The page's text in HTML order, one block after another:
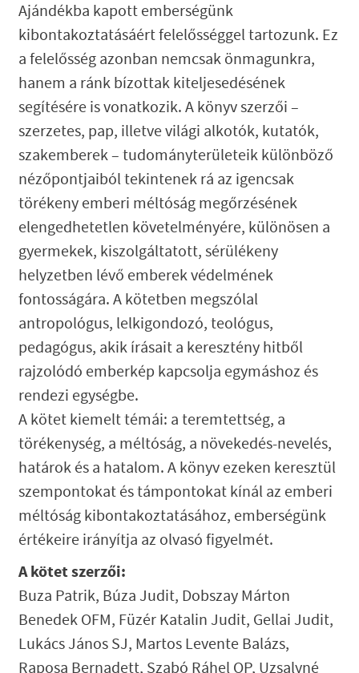
Ajándékba kapott emberségünk
kibontakoztatásáért felelősséggel tartozunk. Ez
a felelősség azonban nemcsak önmagunkra,
hanem a ránk bízottak kiteljesedésének
segítésére is vonatkozik. A könyv szerzői –
szerzetes, pap, illetve világi alkotók, kutatók,
szakemberek – tudományterületeik különböző
nézőpontjaiból tekintenek rá az igencsak
törékeny emberi méltóság megőrzésének
elengedhetetlen követelményére, különösen a
gyermekek, kiszolgáltatott, sérülékeny
helyzetben lévő emberek védelmének
fontosságára. A kötetben megszólal
antropológus, lelkigondozó, teológus,
pedagógus, akik írásait a keresztény hitből
rajzolódó emberkép kapcsolja egymáshoz és
rendezi egységbe.
A kötet kiemelt témái: a teremtettség, a
törékenység, a méltóság, a növekedés-nevelés,
határok és a hatalom. A könyv ezeken keresztül
szempontokat és támpontokat kínál az emberi
méltóság kibontakoztatásához, emberségünk
értékeire irányítja az olvasó figyelmét.
A kötet szerzői:
Buza Patrik, Búza Judit, Dobszay Márton
Benedek OFM, Füzér Katalin Judit, Gellai Judit,
Lukács János SJ, Martos Levente Balázs,
Raposa Bernadett, Szabó Ráhel OP, Uzsalyné